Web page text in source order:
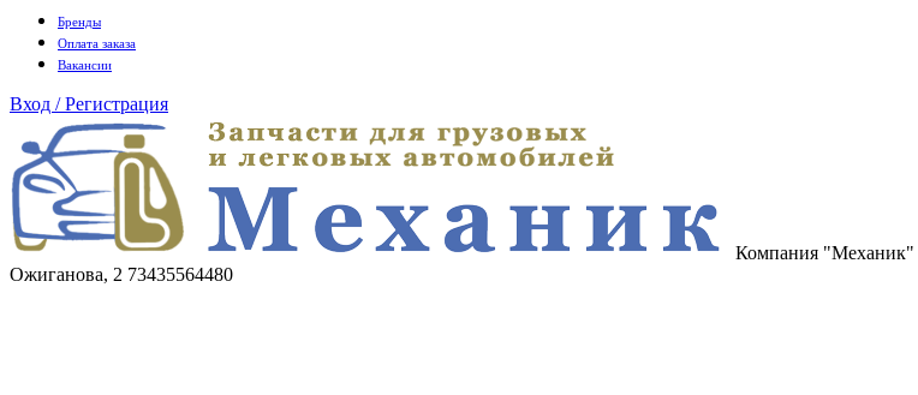
Бренды
Оплата заказа
Вакансии
Вход / Регистрация
Компания "Механик"
Ожиганова, 2 73435564480